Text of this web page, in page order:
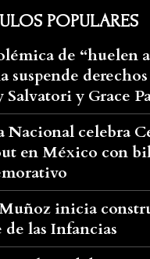
POPULARES
de “huelen
suspende
Salvatori y Grace
Nacional celebra
en México con
inicia
de las Infancias